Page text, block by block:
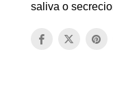
saliva o